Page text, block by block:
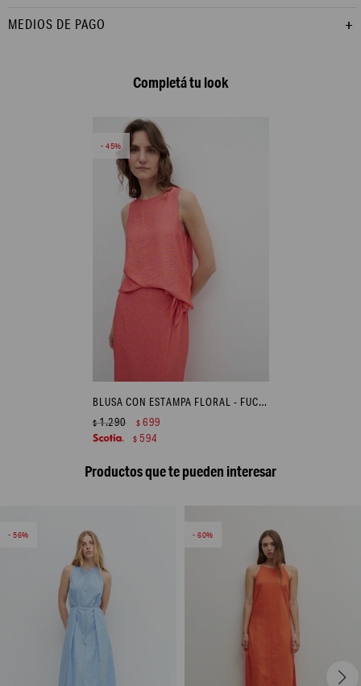
MEDIOS DE PAGO
Completá tu look
45
BLUSA CON ESTAMPA FLORAL - FUCSIA
$1.290 $ 699
$ 594
Productos que te pueden interesar
56 60